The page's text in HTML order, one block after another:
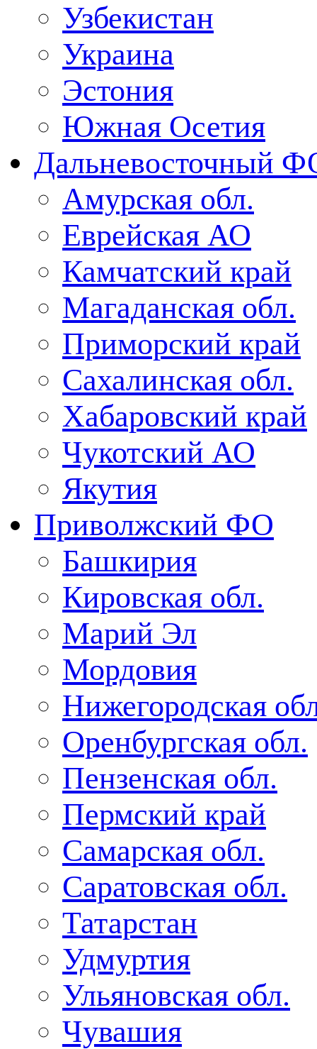
Узбекистан
Украина
Эстония
Южная Осетия
Дальневосточный
Амурская обл.
Еврейская АО
Камчатский край
Магаданская обл.
Приморский край
Сахалинская обл.
Хабаровский край
Чукотский АО
Якутия
Приволжский ФО
Башкирия
Кировская обл.
Марий Эл
Мордовия
Нижегородская
Оренбургская обл.
Пензенская обл.
Пермский край
Самарская обл.
Саратовская обл.
Татарстан
Удмуртия
Ульяновская обл.
Чувашия